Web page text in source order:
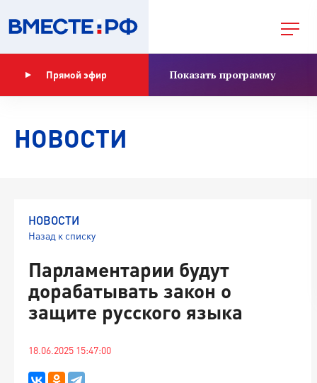
Прямой эфир Показать программу
НОВОСТИ
НОВОСТИ
Назад к списку
Парламентарии будут
дорабатывать закон о
защите русского языка
18.06.2025 15:47:00